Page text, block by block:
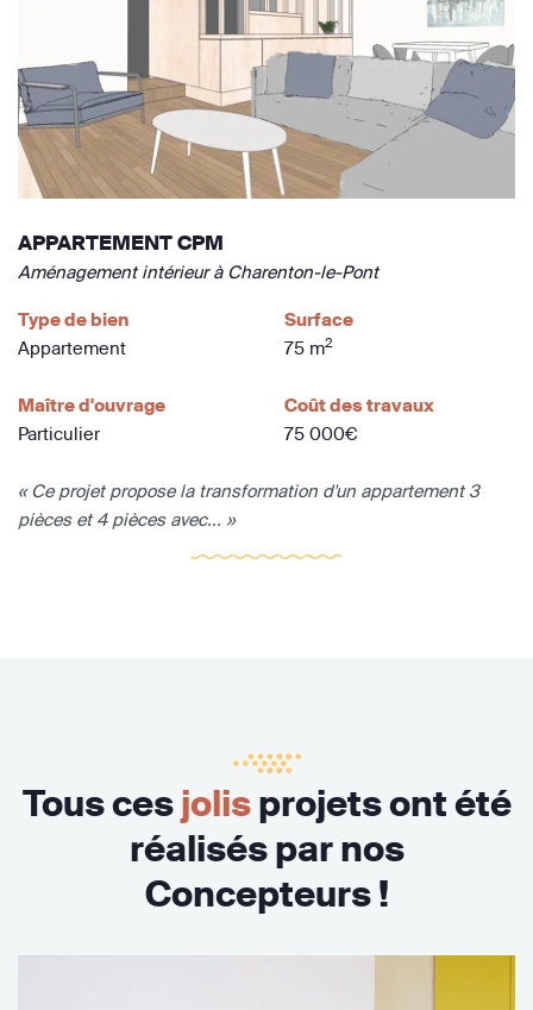
APPARTEMENT CPM
Aménagement intérieur à Charenton-le-Pont
Type de bien
Appartement
Surface
75 m2
Maître d'ouvrage
Particulier
Coût des travaux
75 000€
« Ce projet propose la transformation d'un appartement 3
pièces et 4 pièces avec... »
Tous cesjolisprojets ont été
réalisés par nos
Concepteurs !